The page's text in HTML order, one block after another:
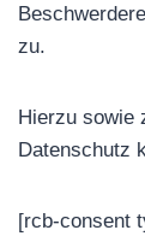
zu.
Hierzu sowie
Datenschutz
[rcb-consent